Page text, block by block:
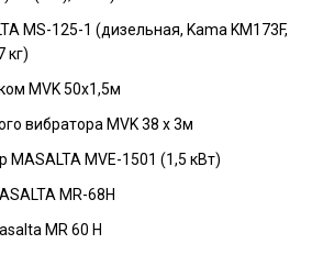
MS-125-1 (дизельная, Kama KM173F,
кг)
MVK 50х1,5м
вибратора MVK 38 х 3м
MASALTA MVE-1501 (1,5 кВт)
MR-68H
MR 60 H